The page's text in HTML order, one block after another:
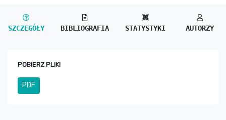
SZCZEGÓŁY BIBLIOGRAFIA STATYSTYKI AUTORZY
POBIERZ PLIKI
PDF